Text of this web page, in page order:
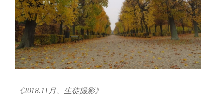
《2018.11月、生徒撮影》